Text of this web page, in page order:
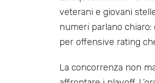
veterani e giovani
numeri parlano chiaro:
per offensive rating
La concorrenza non